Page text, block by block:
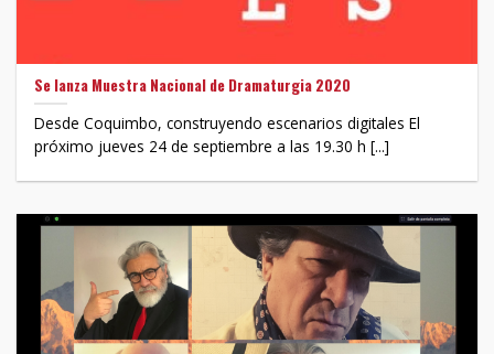
Se lanza Muestra Nacional de Dramaturgia 2020
Desde Coquimbo, construyendo escenarios digitales El
próximo jueves 24 de septiembre a las 19.30 h [...]